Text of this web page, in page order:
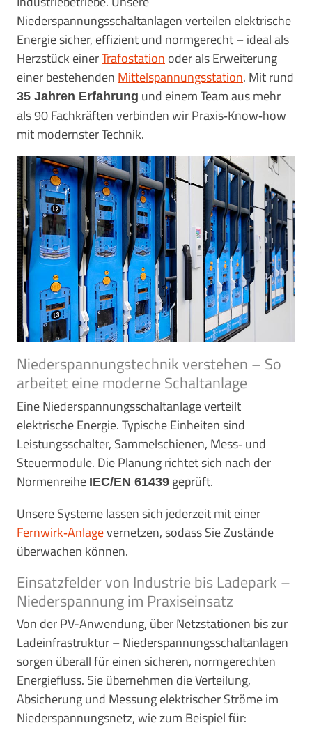
Niederspannungsschaltanlagen verteilen elektrische
Energie sicher, effizient und normgerecht – ideal als
Herzstück einerTrafostation oder als Erweiterung
einer bestehenden Mittelspannungsstation. Mit rund
35 Jahren Erfahrung und einem Team aus mehr
als 90 Fachkräften verbinden wir Praxis‑Know‑how
mit modernster Technik.
Niederspannungstechnik verstehen – So
arbeitet eine moderne Schaltanlage
Eine Niederspannungsschaltanlage verteilt
elektrische Energie. Typische Einheiten sind
Leistungsschalter, Sammelschienen, Mess‑ und
Steuermodule. Die Planung richtet sich nach der
Normenreihe IEC/EN 61439 geprüft.
Unsere Systeme lassen sich jederzeit mit einer
Fernwirk‑Anlagevernetzen, sodass Sie Zustände
überwachen können.
Einsatzfelder von Industrie bis Ladepark –
Niederspannung im Praxiseinsatz
Von der PV-Anwendung, über Netzstationen bis zur
Ladeinfrastruktur – Niederspannungsschaltanlagen
sorgen überall für einen sicheren, normgerechten
Energiefluss. Sie übernehmen die Verteilung,
Absicherung und Messung elektrischer Ströme im
Niederspannungsnetz, wie zum Beispiel für: